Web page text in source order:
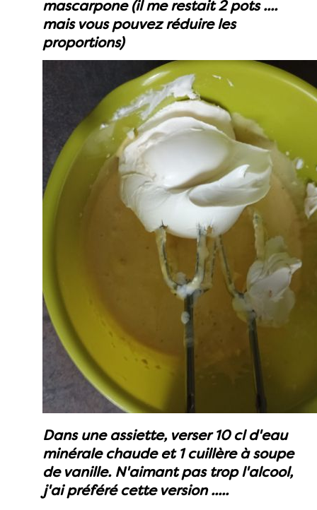
mascarpone (il me restait 2 pots ....
mais vous pouvez réduire les
proportions)
Dans une assiette, verser 10 cl d'eau
minérale chaude et 1 cuillère à soupe
de vanille. N'aimant pas trop l'alcool,
j'ai préféré cette version .....